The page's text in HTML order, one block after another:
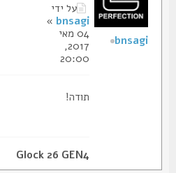
על ידי
bnsagi
»
04 מאי
2017,
20:00
תודה!
Glock 26 GEN4
bnsagi